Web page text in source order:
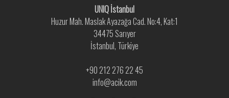
UNIQ İstanbul
Huzur Mah. Maslak Ayazağa Cad. No:4, Kat:1
34475 Sarıyer
İstanbul, Türkiye
+90 212 276 22 45
info@acik.com